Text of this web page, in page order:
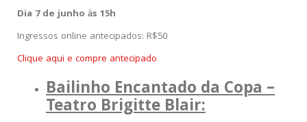
Dia 7 de junho às 15h
Ingressos online antecipados: R$50
Clique aqui e compre antecipado
Bailinho Encantado da Copa –
Teatro Brigitte Blair: